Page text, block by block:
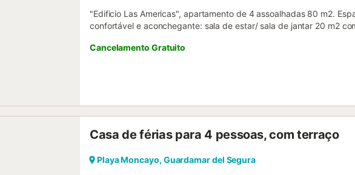
"Edificio Las Americas", apartamento de 4 assoalhadas 80 m2.
confortável e aconchegante: sala de estar/ sala de jantar 20 m2
dupla (135 cm, 190 cm de comprimento), banheira/bidê/WC. 1
cm de comprimento). 1 quarto 9 m2 com 2 camas (80 cm, 190
Aquecedor (50 litros). Terraço grande. Móveis de terraço. O
roupa. Por favor, a ter em conta: apartamento que dá para a rua.
Cancelamento Gratuito
Casa de férias para 4 pessoas, com terraço
Playa Moncayo, Guardamar del Segura